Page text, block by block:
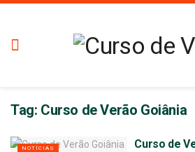
Tag: Curso de Verão Goiânia
NOTÍCIAS
Curso de